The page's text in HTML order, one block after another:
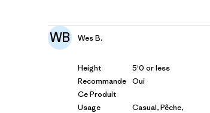
WB Wes B.
Height
Recommande
Ce Produit
Usage
5'0 or less
Oui
Casual, Pêche,